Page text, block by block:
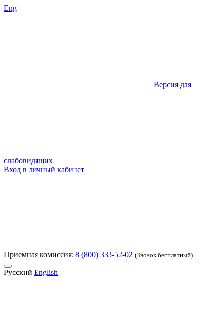
Eng
Версия для
слабовидящих
Вход в личный кабинет
Приемная комиссия: 8 (800) 333-52-02 (Звонок бесплатный)
Русский English